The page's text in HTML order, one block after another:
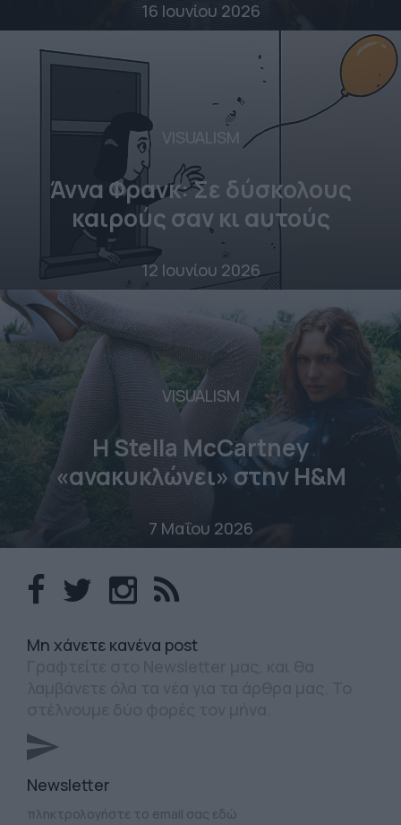
16 Ιουνίου 2026
VISUALISM
Άννα Φρανκ: Σε δύσκολους
καιρούς σαν κι αυτούς
12 Ιουνίου 2026
VISUALISM
Η Stella McCartney
«ανακυκλώνει» στην H&M
7 Μαΐου 2026
Mη χάνετε κανένα post
Newsletter